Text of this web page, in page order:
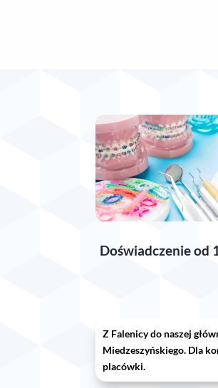
Doświadczenie od
Z Falenicy do naszej
Miedzeszyńskiego. Dla
placówki.